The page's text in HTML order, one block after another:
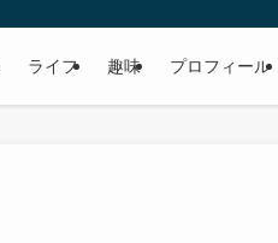
ライフ 趣味 プロフィール